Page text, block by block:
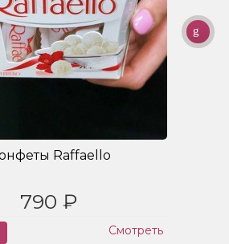
Raffaello
790 ₽
Смотреть